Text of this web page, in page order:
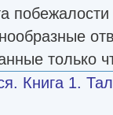
только
Книга 1.